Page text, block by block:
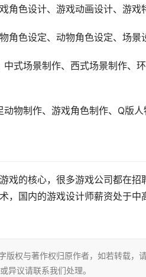
角色设计、游戏动画设计、游戏
色设定、动物角色设定、场景
式场景制作、西式场景制作、
物制作、游戏角色制作、Q版人
戏的核心，很多游戏公司都在
，国内的游戏设计师薪资处于
权与著作权归原作者，如若转载，请
议请联系我们处理。